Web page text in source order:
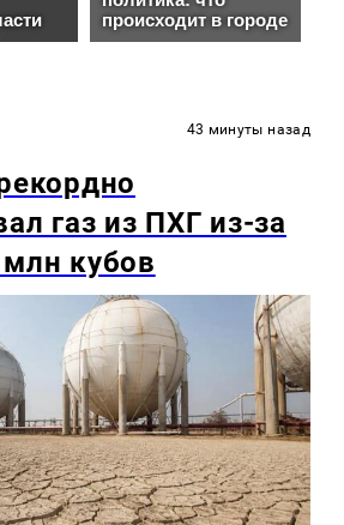
43 минуты назад
газ из ПХГ из-за
кубов